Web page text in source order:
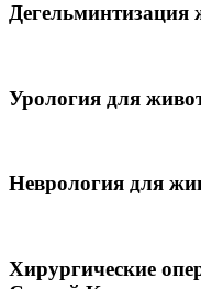
Урология для
Неврология для
Хирургические